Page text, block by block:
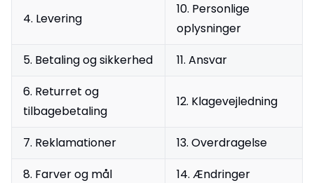
4. Levering
10. Personlige
oplysninger
5. Betaling og sikkerhed
11. Ansvar
6. Returret og
tilbagebetaling
12. Klagevejledning
7. Reklamationer
13. Overdragelse
8. Farver og mål
14. Ændringer